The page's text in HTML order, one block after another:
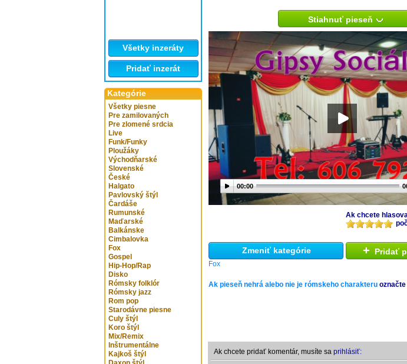
Všetky inzeráty
Pridať inzerát
Kategórie
Všetky piesne
Pre zamilovaných
Pre zlomené srdcia
Live
Funk/Funky
Ploužáky
Východňarské
Slovenské
České
Halgato
Pavlovský štýl
Čardáše
Rumunské
Maďarské
Balkánske
Cimbalovka
Fox
Gospel
Hip-Hop/Rap
Disko
Rómsky folklór
Rómsky jazz
Rom pop
Starodávne piesne
Culy štýl
Koro štýl
Mix/Remix
Inštrumentálne
Kajkoš štýl
Stiahnuť pieseň
00:00
Ak chcete
Zmeniť kategórie
Fox
+ Pridať
Ak pieseň nehrá alebo nie je rómskeho charakteru označte
Ak chcete pridať komentár, musíte sa prihlásiť: